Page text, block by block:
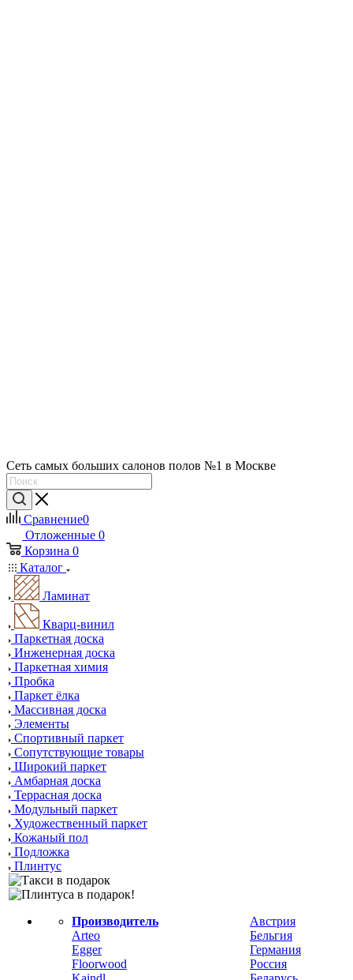
Сеть самых больших салонов полов №1 в Москве
Сравнение0
Отложенные 0
Корзина 0
Каталог
Ламинат
Кварц-винил
Паркетная доска
Инженерная доска
Паркетная химия
Пробка
Паркет ёлка
Массивная доска
Элементы
Спортивный паркет
Сопутствующие товары
Широкий паркет
Амбарная доска
Террасная доска
Модульный паркет
Художественный паркет
Кожаный пол
Подложка
Плинтус
Производитель
Arteo
Egger
Floorwood
Австрия
Бельгия
Германия
Россия